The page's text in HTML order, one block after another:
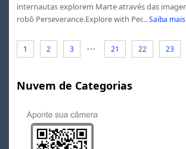
internautas explorem Marte através das
robô Perseverance.Explore with Per... Saiba mais
1 2 3 ... 21 22 23
Nuvem de Categorias